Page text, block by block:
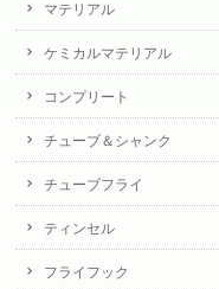
マテリアル
ケミカルマテリアル
コンプリート
チューブ＆シャンク
チューブフライ
ティンセル
フライフック